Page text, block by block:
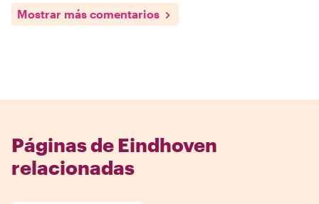
Mostrar más comentarios
Páginas de Eindhoven
relacionadas